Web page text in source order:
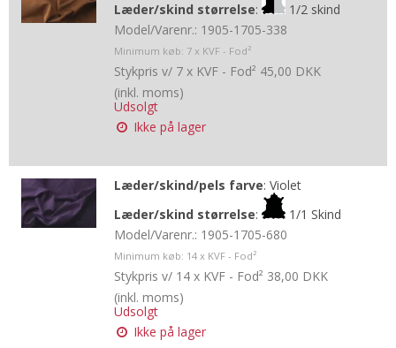
Læder/skind størrelse:
1/2 skind
Model/Varenr.: 1905-1705-338
Minimum køb: 7 x KVF - Fod²
Stykpris v/ 7 x KVF - Fod² 45,00 DKK
(inkl. moms)
Udsolgt
Ikke på lager
Læder/skind/pels farve: Violet
Læder/skind størrelse:
1/1 Skind
Model/Varenr.: 1905-1705-680
Minimum køb: 14 x KVF - Fod²
Stykpris v/ 14 x KVF - Fod² 38,00 DKK
(inkl. moms)
Udsolgt
Ikke på lager